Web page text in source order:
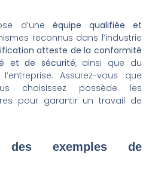
d’une équipe qualifiée et
reconnus dans l’industrie
atteste de la conformité
et de sécurité, ainsi que du
Assurez-vous que
choisissez possède les
pour garantir un travail de
des exemples de